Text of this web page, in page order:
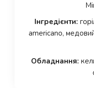
Інгредієнти:
americano,
Обладнання: